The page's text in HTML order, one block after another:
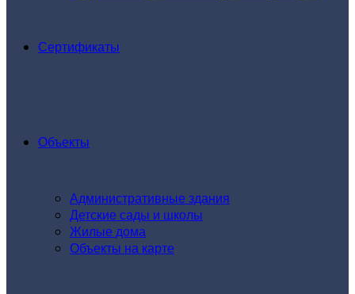
Сертификаты
Объекты
Административные здания
Детские сады и школы
Жилые дома
Объекты на карте